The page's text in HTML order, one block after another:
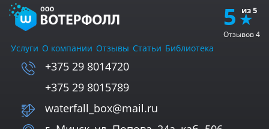
5
Отзывов4
Услуги О компании Отзывы Статьи Библиотека
+375 29 8014720
+375 29 8015789
waterfall_box@mail.ru